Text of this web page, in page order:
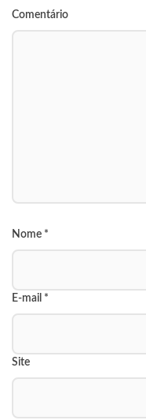
Comentário
Nome *
E-mail *
Site